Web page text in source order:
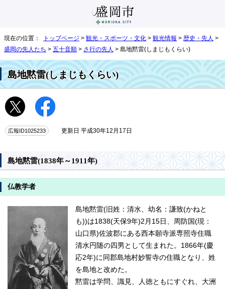
現在の位置： トップページ > 観光・スポーツ・文化 > 観光情報 > 歴史・先人 >
盛岡の先人たち > 五十音順 > さ行の先人 > 島地黙雷(しまじもくらい)
島地黙雷(しまじもくらい)
広報ID1025233 更新日 平成30年12月17日
島地黙雷(1838年～1911年)
仏教学者
島地黙雷(旧姓：清水、幼名：謙致(かねと
も))は1838(天保9年)2月15日、周防国(現：
山口県)佐波郡にある西本願寺派専照寺住職
清水円随の四男として生まれた。1866年(慶
応2年)に同郡島地村妙誓寺の住職となり、姓
を島地と改めた。
黙雷は学問、識見、人徳ともにすぐれ、大洲